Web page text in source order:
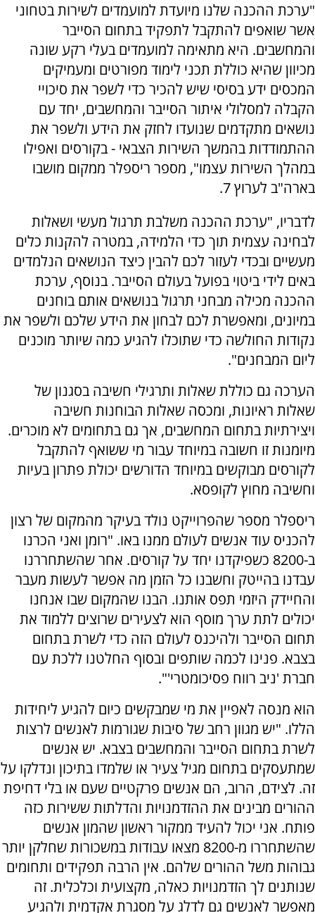
"ערכת ההכנה שלנו מיועדת למועמדים לשירות בטחוני
אשר שואפים להתקבל לתפקיד בתחום הסייבר
והמחשבים. היא מתאימה למועמדים בעלי רקע שונה
מכיוון שהיא כוללת תכני לימוד מפורטים ומעמיקים
המכסים ידע בסיסי שיש להכיר כדי לשפר את סיכויי
הקבלה למסלולי איתור הסייבר והמחשבים, יחד עם
נושאים מתקדמים שנועדו לחזק את הידע ולשפר את
ההתמודדות בהמשך השירות הצבאי - בקורסים ואפילו
במהלך השירות עצמו", מספר ריספלר ממקום מושבו
בארה"ב לערוץ 7.
לדבריו, "ערכת ההכנה משלבת תרגול מעשי ושאלות
לבחינה עצמית תוך כדי הלמידה, במטרה להקנות כלים
מעשיים ובכדי לעזור לכם להבין כיצד הנושאים הנלמדים
באים לידי ביטוי בפועל בעולם הסייבר. בנוסף, ערכת
ההכנה מכילה מבחני תרגול בנושאים אותם בוחנים
במיונים, ומאפשרת לכם לבחון את הידע שלכם ולשפר את
נקודות החולשה כדי שתוכלו להגיע כמה שיותר מוכנים
ליום המבחנים".
הערכה גם כוללת שאלות ותרגילי חשיבה בסגנון של
שאלות ראיונות, ומכסה שאלות הבוחנות חשיבה
ויצירתיות בתחום המחשבים, אך גם בתחומים לא מוכרים.
מיומנות זו חשובה במיוחד עבור מי ששואף להתקבל
לקורסים מבוקשים במיוחד הדורשים יכולת פתרון בעיות
וחשיבה מחוץ לקופסא.
ריספלר מספר שהפרוייקט נולד בעיקר מהמקום של רצון
להכניס עוד אנשים לעולם ממנו באו. "רומן ואני הכרנו
ב-8200 כשפיקדנו יחד על קורסים. אחר שהשתחררנו
עבדנו בהייטק וחשבנו כל הזמן מה אפשר לעשות מעבר
והחיידק היזמי תפס אותנו. הבנו שהמקום שבו אנחנו
יכולים לתת ערך מוסף הוא לצעירים שרוצים ללמוד את
תחום הסייבר ולהיכנס לעולם הזה כדי לשרת בתחום
בצבא. פנינו לכמה שותפים ובסוף החלטנו ללכת עם
חברת 'ניב רווח פסיכומטרי'".
הוא מנסה לאפיין את מי שמבקשים כיום להגיע ליחידות
הללו. "יש מגוון רחב של סיבות שגורמות לאנשים לרצות
לשרת בתחום הסייבר והמחשבים בצבא. יש אנשים
שמתעסקים בתחום מגיל צעיר או שלמדו בתיכון ונדלקו על
זה. לצידם, הרוב, הם אנשים פרקטיים שעם או בלי דחיפת
ההורים מבינים את ההזדמנויות והדלתות ששירות כזה
פותח. אני יכול להעיד ממקור ראשון שהמון אנשים
שהשתחררו מ-8200 מצאו עבודות במשכורות שחלקן יותר
גבוהות משל ההורים שלהם. אין הרבה תפקידים ותחומים
שנותנים לך הזדמנויות כאלה, מקצועית וכלכלית. זה
מאפשר לאנשים גם לדלג על מסגרת אקדמית ולהגיע